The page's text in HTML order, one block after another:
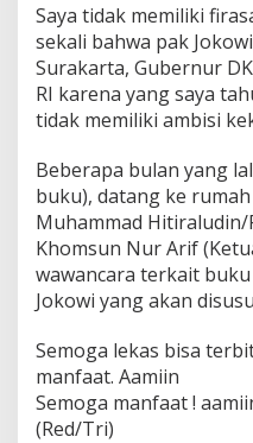
Saya tidak memiliki
sekali bahwa pak
Surakarta, Gubernur
RI karena yang saya
tidak memiliki ambisi
Beberapa bulan yang
buku), datang ke
Muhammad
Khomsun Nur Arif
wawancara terkait
Jokowi yang akan
Semoga lekas bisa
manfaat. Aamiin
Semoga manfaat !
(Red/Tri)